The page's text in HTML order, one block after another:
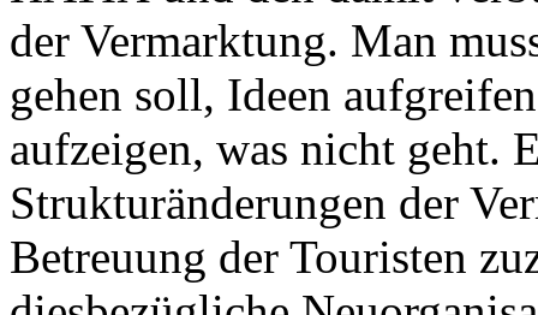
der Vermarktung. Man
gehen soll, Ideen
aufzeigen, was nicht geht.
Strukturänderungen der
Betreuung der Touristen